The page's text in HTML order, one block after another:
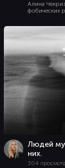
Алина
фобических
Людей
них.
304